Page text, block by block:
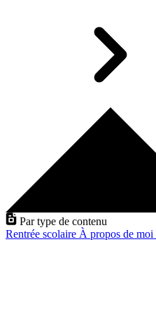
Par type de contenu
Rentrée scolaire À propos de moi